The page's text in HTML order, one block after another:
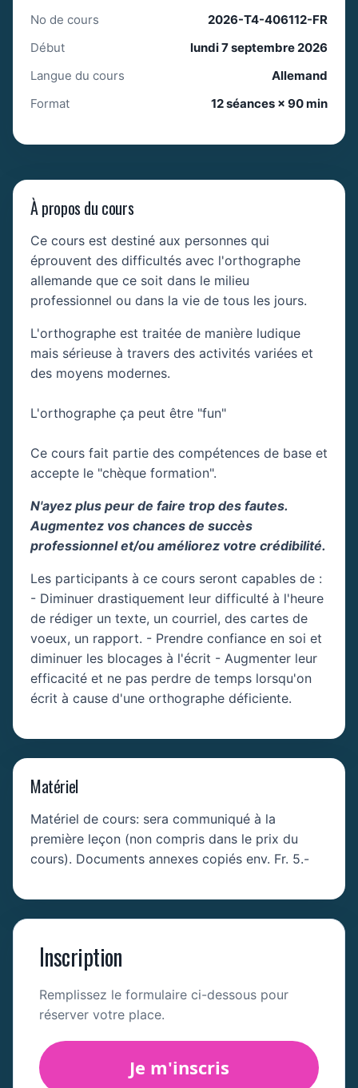
No de cours
2026-T4-406112-FR
Début
lundi 7 septembre 2026
Langue du cours
Allemand
Format
12 séances × 90 min
À propos du cours
Ce cours est destiné aux personnes qui
éprouvent des difficultés avec l'orthographe
allemande que ce soit dans le milieu
professionnel ou dans la vie de tous les jours.
L'orthographe est traitée de manière ludique
mais sérieuse à travers des activités variées et
des moyens modernes.
L'orthographe ça peut être "fun"
Ce cours fait partie des compétences de base et
accepte le "chèque formation".
N'ayez plus peur de faire trop des fautes.
Augmentez vos chances de succès
professionnel et/ou améliorez votre crédibilité.
Les participants à ce cours seront capables de :
- Diminuer drastiquement leur difficulté à l'heure
de rédiger un texte, un courriel, des cartes de
voeux, un rapport. - Prendre confiance en soi et
diminuer les blocages à l'écrit - Augmenter leur
efficacité et ne pas perdre de temps lorsqu'on
écrit à cause d'une orthographe déficiente.
Matériel
Matériel de cours: sera communiqué à la
première leçon (non compris dans le prix du
cours). Documents annexes copiés env. Fr. 5.-
Inscription
Remplissez le formulaire ci-dessous pour
réserver votre place.
Je m'inscris